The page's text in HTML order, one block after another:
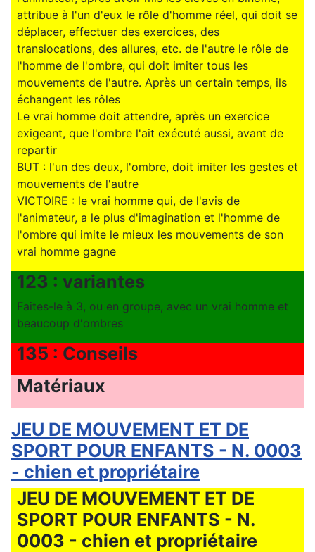
attribue à l'un d'eux le rôle d'homme réel, qui doit se
déplacer, effectuer des exercices, des
translocations, des allures, etc. de l'autre le rôle de
l'homme de l'ombre, qui doit imiter tous les
mouvements de l'autre. Après un certain temps, ils
échangent les rôles
Le vrai homme doit attendre, après un exercice
exigeant, que l'ombre l'ait exécuté aussi, avant de
repartir
BUT : l'un des deux, l'ombre, doit imiter les gestes et
mouvements de l'autre
VICTOIRE : le vrai homme qui, de l'avis de
l'animateur, a le plus d'imagination et l'homme de
l'ombre qui imite le mieux les mouvements de son
vrai homme gagne
123 : variantes
Faites-le à 3, ou en groupe, avec un vrai homme et
beaucoup d'ombres
135 : Conseils
Matériaux
JEU DE MOUVEMENT ET DE
SPORT POUR ENFANTS - N. 0003
- chien et propriétaire
JEU DE MOUVEMENT ET DE
SPORT POUR ENFANTS - N.
0003 - chien et propriétaire